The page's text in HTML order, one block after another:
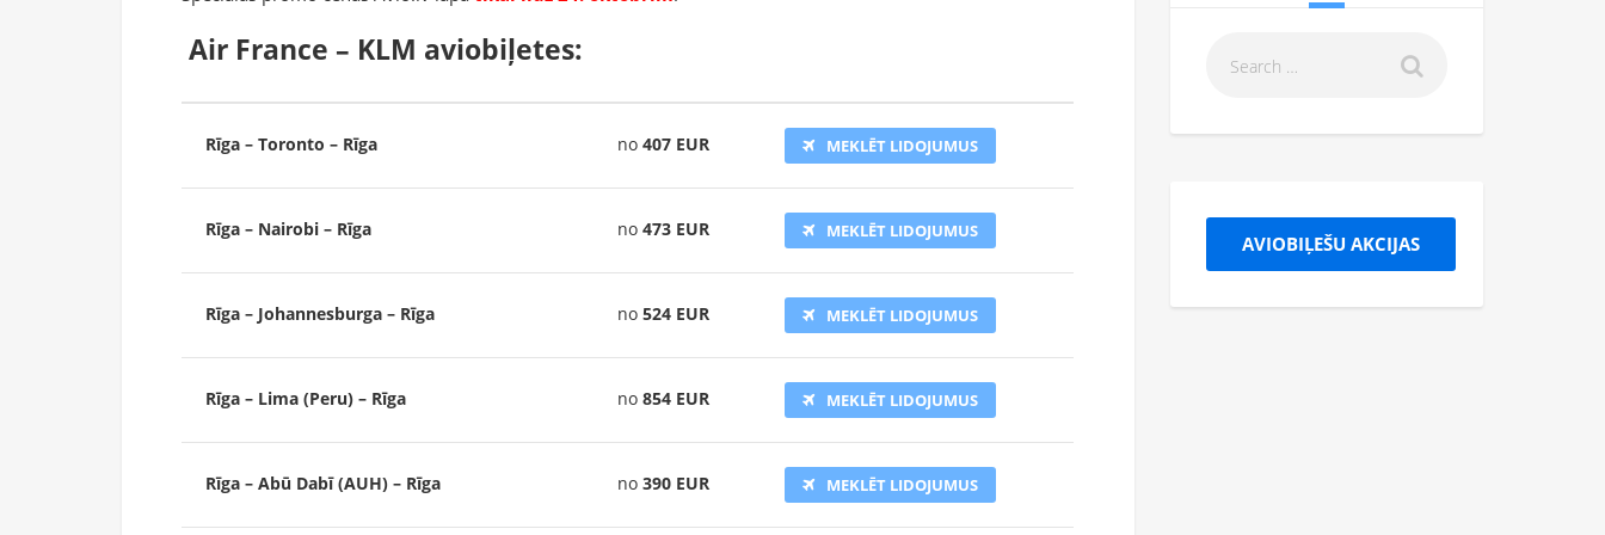
Air France – KLM aviobiļetes:
Rīga – Toronto – Rīga no 407 EUR MEKLĒT LIDOJUMUS
Rīga – Nairobi – Rīga no 473 EUR MEKLĒT LIDOJUMUS
Rīga – Johannesburga – Rīga no 524 EUR MEKLĒT LIDOJUMUS
Rīga – Lima (Peru) – Rīga no 854 EUR MEKLĒT LIDOJUMUS
Rīga – Abū Dabī (AUH) – Rīga no 390 EUR MEKLĒT LIDOJUMUS
AVIOBIĻEŠU AKCIJAS